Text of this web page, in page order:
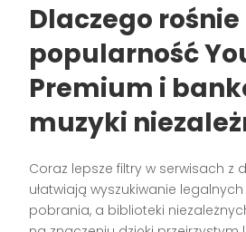
Dlaczego rośnie
popularność
Premium i
muzyki
Coraz lepsze filtry w serwisach z
ułatwiają wyszukiwanie
pobrania, a biblioteki